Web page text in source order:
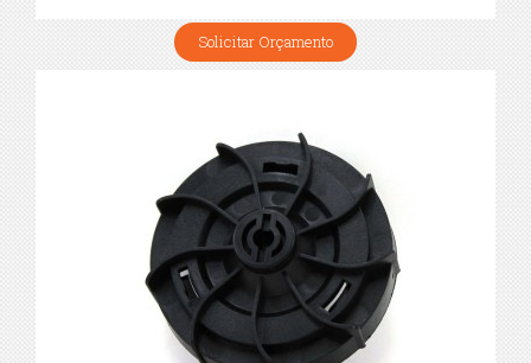
Solicitar Orçamento